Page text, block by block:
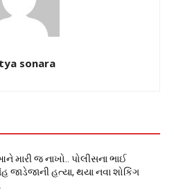
sonara
મારી જ નાખો.. પોલીસના ભાઈ
જાડેજાની હત્યા, થયા નવા શોકિંગ